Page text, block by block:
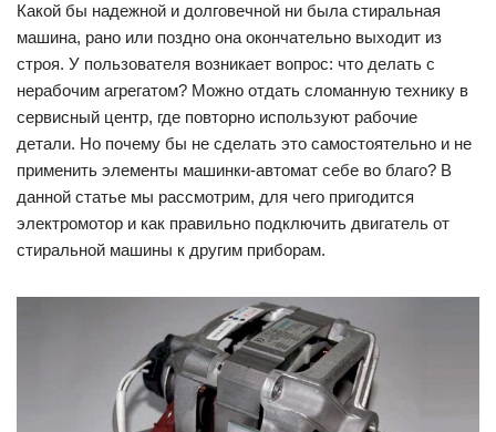
Какой бы надежной и долговечной ни была стиральная
машина, рано или поздно она окончательно выходит из
строя. У пользователя возникает вопрос: что делать с
нерабочим агрегатом? Можно отдать сломанную технику в
сервисный центр, где повторно используют рабочие
детали. Но почему бы не сделать это самостоятельно и не
применить элементы машинки-автомат себе во благо? В
данной статье мы рассмотрим, для чего пригодится
электромотор и как правильно подключить двигатель от
стиральной машины к другим приборам.